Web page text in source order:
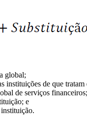
global;
de que
de serviços financeiros;
e